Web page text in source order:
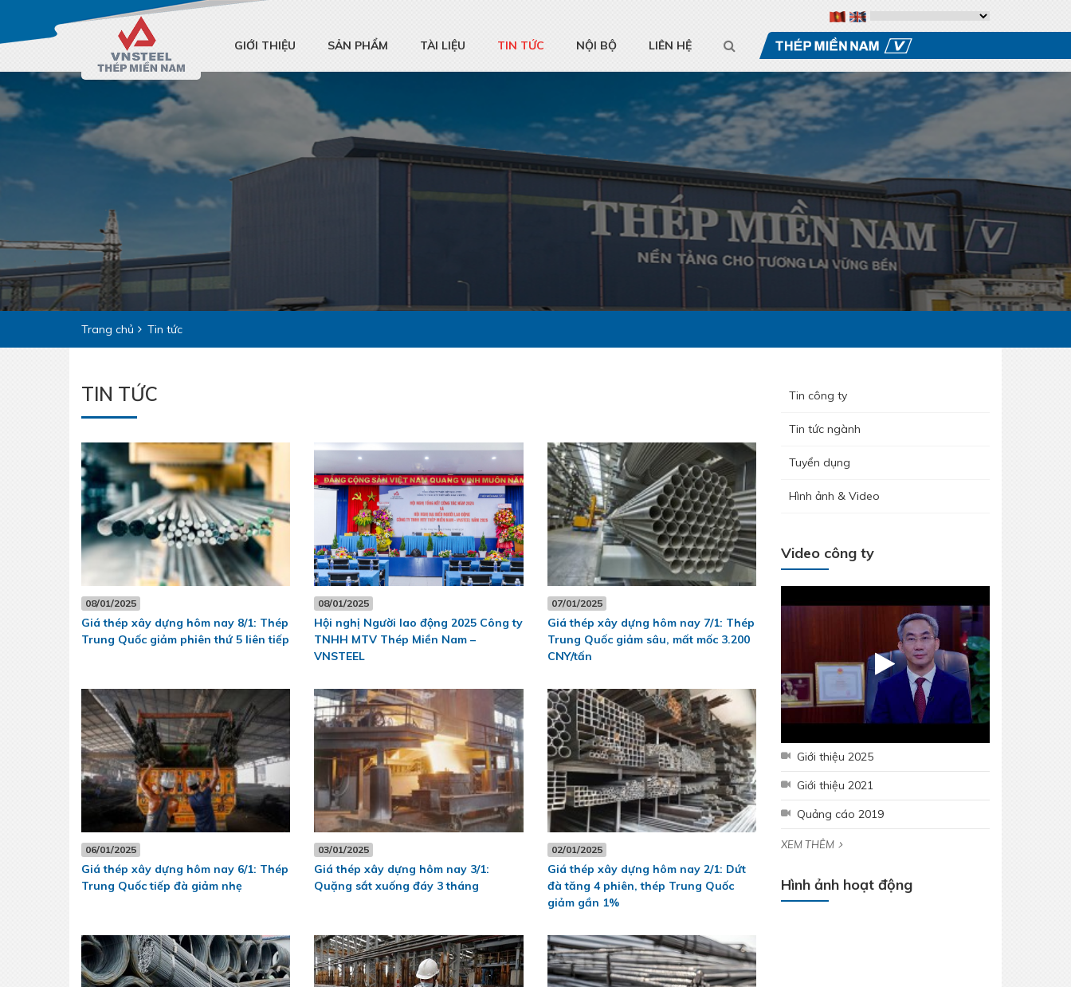
GIỚI THIỆU SẢN PHẨM TÀI LIỆU TIN TỨC NỘI BỘ LIÊN HỆ
Trang chủ Tin tức
TIN TỨC
08/01/2025
Giá thép xây dựng hôm nay 8/1: Thép
Trung Quốc giảm phiên thứ 5 liên tiếp
08/01/2025
Hội nghị Người lao động 2025 Công ty
TNHH MTV Thép Miền Nam –
VNSTEEL
07/01/2025
Giá thép xây dựng hôm nay 7/1: Thép
Trung Quốc giảm sâu, mất mốc 3.200
CNY/tấn
06/01/2025
Giá thép xây dựng hôm nay 6/1: Thép
Trung Quốc tiếp đà giảm nhẹ
03/01/2025
Giá thép xây dựng hôm nay 3/1:
Quặng sắt xuống đáy 3 tháng
02/01/2025
Giá thép xây dựng hôm nay 2/1: Dứt
đà tăng 4 phiên, thép Trung Quốc
giảm gần 1%
Tin công ty
Tin tức ngành
Tuyển dụng
Hình ảnh & Video
Video công ty
Giới thiệu 2025
Giới thiệu 2021
Quảng cáo 2019
XEM THÊM
Hình ảnh hoạt động